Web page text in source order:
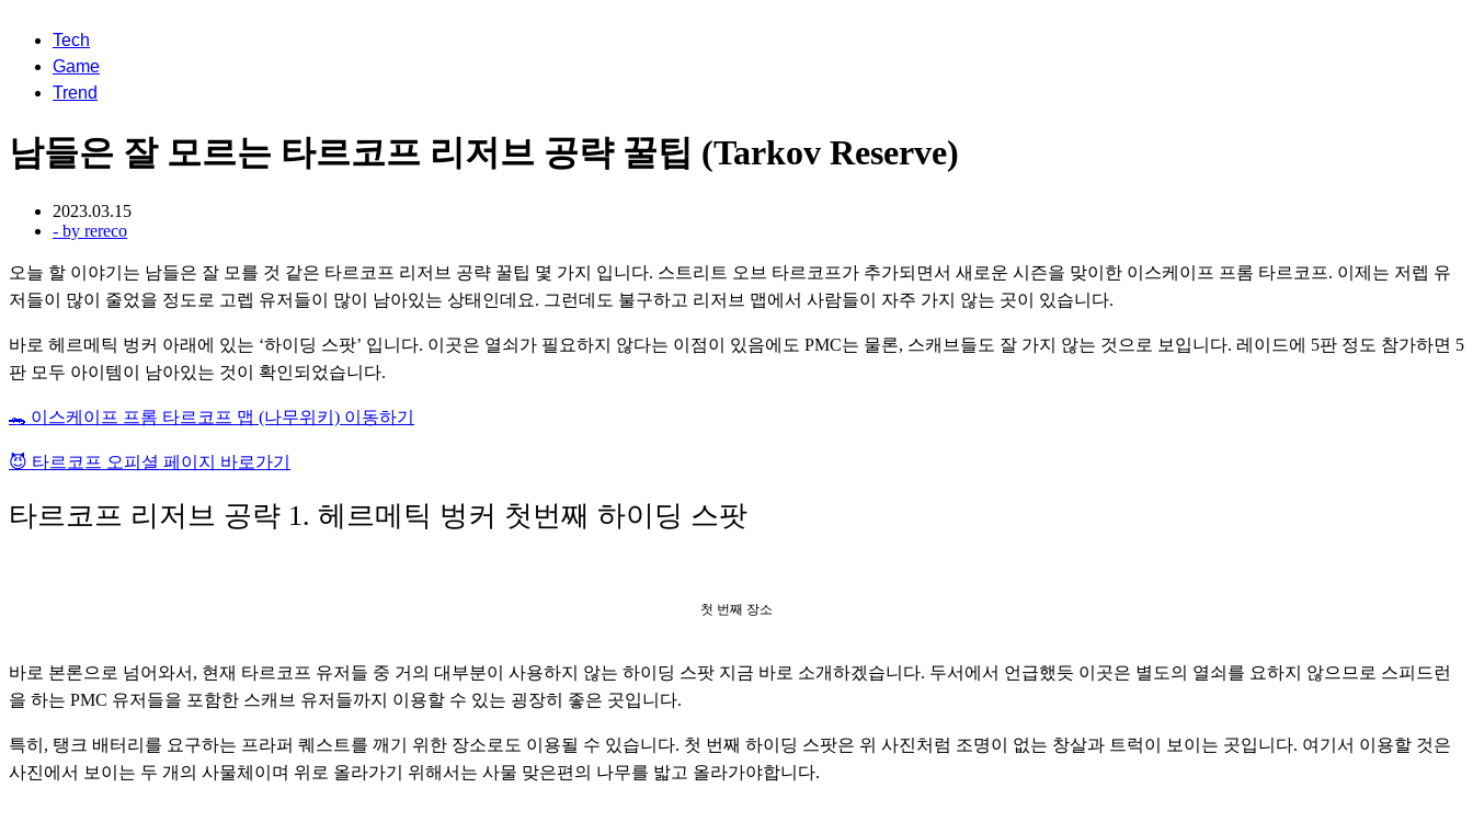
Tech
Game
Trend
남들은 잘 모르는 타르코프 리저브 공략 꿀팁 (Tarkov Reserve)
2023.03.15
- by rereco
오늘 할 이야기는 남들은 잘 모를 것 같은 타르코프 리저브 공략 꿀팁 몇 가지 입니다. 스트리트 오브 타르코프가 추가되면서 새로운 시즌을 맞이한 이스케이프 프롬 타르코프. 이제는 저렙 유
저들이 많이 줄었을 정도로 고렙 유저들이 많이 남아있는 상태인데요. 그런데도 불구하고 리저브 맵에서 사람들이 자주 가지 않는 곳이 있습니다.
바로 헤르메틱 벙커 아래에 있는 ‘하이딩 스팟’ 입니다. 이곳은 열쇠가 필요하지 않다는 이점이 있음에도 PMC는 물론, 스캐브들도 잘 가지 않는 것으로 보입니다. 레이드에 5판 정도 참가하면 5
판 모두 아이템이 남아있는 것이 확인되었습니다.
🐊 이스케이프 프롬 타르코프 맵 (나무위키) 이동하기
😈 타르코프 오피셜 페이지 바로가기
타르코프 리저브 공략 1. 헤르메틱 벙커 첫번째 하이딩 스팟
첫 번째 장소
바로 본론으로 넘어와서, 현재 타르코프 유저들 중 거의 대부분이 사용하지 않는 하이딩 스팟 지금 바로 소개하겠습니다. 두서에서 언급했듯 이곳은 별도의 열쇠를 요하지 않으므로 스피드런
을 하는 PMC 유저들을 포함한 스캐브 유저들까지 이용할 수 있는 굉장히 좋은 곳입니다.
특히, 탱크 배터리를 요구하는 프라퍼 퀘스트를 깨기 위한 장소로도 이용될 수 있습니다. 첫 번째 하이딩 스팟은 위 사진처럼 조명이 없는 창살과 트럭이 보이는 곳입니다. 여기서 이용할 것은
사진에서 보이는 두 개의 사물체이며 위로 올라가기 위해서는 사물 맞은편의 나무를 밟고 올라가야합니다.